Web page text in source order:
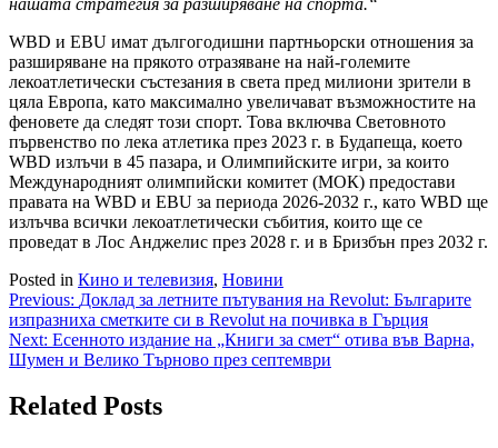
WBD и EBU имат дългогодишни партньорски отношения за
разширяване на прякото отразяване на най-големите
лекоатлетически състезания в света пред милиони зрители в
цяла Европа, като максимално увеличават възможностите на
феновете да следят този спорт. Това включва Световното
първенство по лека атлетика през 2023 г. в Будапеща, което
WBD излъчи в 45 пазара, и Олимпийските игри, за които
Международният олимпийски комитет (МОК) предостави
правата на WBD и EBU за периода 2026-2032 г., като WBD ще
излъчва всички лекоатлетически събития, които ще се
проведат в Лос Анджелис през 2028 г. и в Бризбън през 2032 г.
Posted in Кино и телевизия, Новини
Навигация
Previous: Доклад за летните пътувания на Revolut: Българите
изпразниха сметките си в Revolut на почивка в Гърция
Next: Есенното издание на „Книги за смет“ отива във Варна,
Шумен и Велико Търново през септември
Related Posts